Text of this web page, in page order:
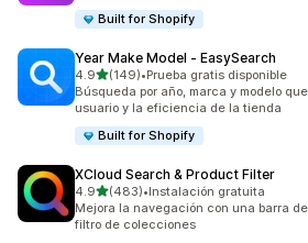
Built for Shopify
Year Make Model ‑ EasySearch
4.9de 5 estrellas
(149)
149 reseñas en total
•Prueba gratis disponible
Búsqueda por año, marca y modelo
usuario y la eficiencia de la tienda
Built for Shopify
XCloud Search & Product Filter
4.9de 5 estrellas
(483)
483 reseñas en total
•Instalación gratuita
Mejora la navegación con una barra
filtro de colecciones